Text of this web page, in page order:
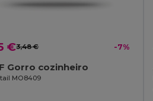
€3,48 € -7%
Gorro cozinheiro
MO8409